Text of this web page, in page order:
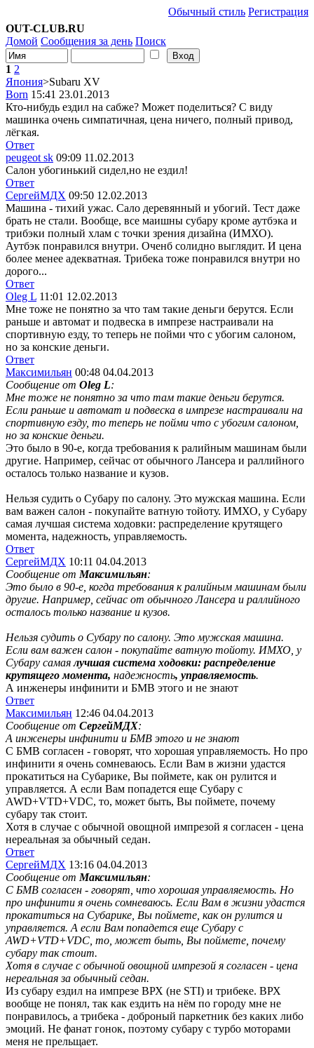
Обычный стиль Регистрация
OUT-CLUB.RU
Домой Сообщения за день Поиск
1 2
Япония>Subaru XV
Born 15:41 23.01.2013
Кто-нибудь ездил на сабже? Может поделиться? С виду
машинка очень симпатичная, цена ничего, полный привод,
лёгкая.
Ответ
peugeot sk 09:09 11.02.2013
Салон убогинький сидел,но не ездил!
Ответ
СергейМДХ 09:50 12.02.2013
Машина - тихий ужас. Сало деревянный и убогий. Тест даже
брать не стали. Вообще, все маишны субару кроме аутбэка и
трибэки полный хлам с точки зрения дизайна (ИМХО).
Аутбэк понравился внутри. Оченб солидно выглядит. И цена
более менее адекватная. Трибека тоже понравился внутри но
дорого...
Ответ
Oleg L 11:01 12.02.2013
Мне тоже не понятно за что там такие деньги берутся. Если
раньше и автомат и подвеска в импрезе настраивали на
спортивную езду, то теперь не пойми что с убогим салоном,
но за конские деньги.
Ответ
Максимильян 00:48 04.04.2013
Сообщение от Oleg L:
Мне тоже не понятно за что там такие деньги берутся.
Если раньше и автомат и подвеска в импрезе настраивали на
спортивную езду, то теперь не пойми что с убогим салоном,
но за конские деньги.
Это было в 90-е, когда требования к ралийным машинам были
другие. Например, сейчас от обычного Лансера и раллийного
осталось только название и кузов.
Нельзя судить о Субару по салону. Это мужская машина. Если
вам важен салон - покупайте ватную тойоту. ИМХО, у Субару
самая лучшая система ходовки: распределение крутящего
момента, надежность, управляемость.
Ответ
СергейМДХ 10:11 04.04.2013
Сообщение от Максимильян:
Это было в 90-е, когда требования к ралийным машинам были
другие. Например, сейчас от обычного Лансера и раллийного
осталось только название и кузов.
Нельзя судить о Субару по салону. Это мужская машина.
Если вам важен салон - покупайте ватную тойоту. ИМХО, у
Субару самаялучшая система ходовки: распределение
крутящего момента, надежность, управляемость.
А инженеры инфинити и БМВ этого и не знают
Ответ
Максимильян 12:46 04.04.2013
Сообщение от СергейМДХ:
А инженеры инфинити и БМВ этого и не знают
С БМВ согласен - говорят, что хорошая управляемость. Но про
инфинити я очень сомневаюсь. Если Вам в жизни удастся
прокатиться на Субарике, Вы поймете, как он рулится и
управляется. А если Вам попадется еще Субару с
AWD+VTD+VDC, то, может быть, Вы поймете, почему
субару так стоит.
Хотя в случае с обычной овощной импрезой я согласен - цена
нереальная за обычный седан.
Ответ
СергейМДХ 13:16 04.04.2013
Сообщение от Максимильян:
С БМВ согласен - говорят, что хорошая управляемость. Но
про инфинити я очень сомневаюсь. Если Вам в жизни удастся
прокатиться на Субарике, Вы поймете, как он рулится и
управляется. А если Вам попадется еще Субару с
AWD+VTD+VDC, то, может быть, Вы поймете, почему
субару так стоит.
Хотя в случае с обычной овощной импрезой я согласен - цена
нереальная за обычный седан.
Из субару ездил на импрезе ВРХ (не STI) и трибеке. ВРХ
вообще не понял, так как ездить на нём по городу мне не
понравилось, а трибека - доброный паркетник без каких либо
эмоций. Не фанат гонок, поэтому субару c турбо моторами
меня не прельщает.